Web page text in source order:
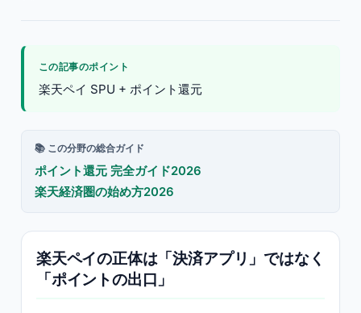
この記事のポイント
楽天ペイ SPU + ポイント還元
📚 この分野の総合ガイド
ポイント還元 完全ガイド2026
楽天経済圏の始め方2026
楽天ペイの正体は「決済アプリ」ではなく
「ポイントの出口」